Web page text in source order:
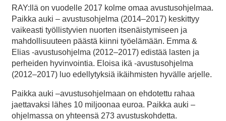
RAY:llä on vuodelle 2017 kolme omaa avustusohjelmaa.
Paikka auki – avustusohjelma (2014–2017) keskittyy
vaikeasti työllistyvien nuorten itsenäistymiseen ja
mahdollisuuteen päästä kiinni työelämään. Emma &
Elias -avustusohjelma (2012–2017) edistää lasten ja
perheiden hyvinvointia. Eloisa ikä -avustusohjelma
(2012–2017) luo edellytyksiä ikäihmisten hyvälle arjelle.
Paikka auki –avustusohjelmaan on ehdotettu rahaa
jaettavaksi lähes 10 miljoonaa euroa. Paikka auki –
ohjelmassa on yhteensä 273 avustuskohdetta.